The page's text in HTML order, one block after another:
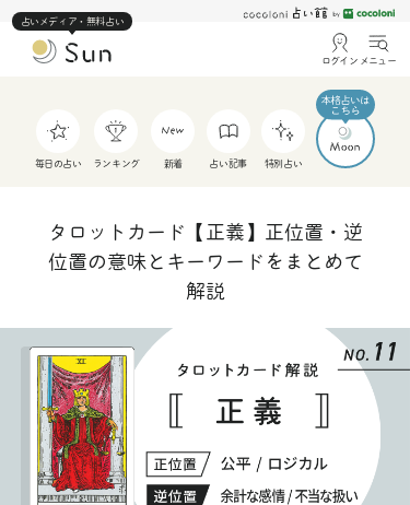
占いメディア・無料占い
ログイン メニュー
毎日の占い ランキング 新着 占い記事 特別占い
タロットカード【正義】正位置・逆
位置の意味とキーワードをまとめて
解説